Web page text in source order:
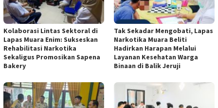
Kolaborasi Lintas Sektoral di
Lapas Muara Enim: Sukseskan
Rehabilitasi Narkotika
Sekaligus Promosikan Sapena
Bakery
Tak Sekadar Mengobati, Lapas
Narkotika Muara Beliti
Hadirkan Harapan Melalui
Layanan Kesehatan Warga
Binaan di Balik Jeruji